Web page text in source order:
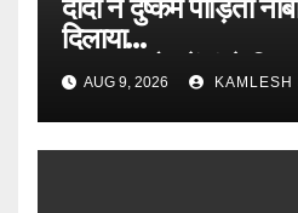
दादा ने दुष्कर्म पीड़िता
दिलाया
०० पुत्र मोह में फंसे बिना
घटना की रिपोर्ट लिखाई
०० हाईकोर्ट ने पीड़िता
विश्वसनिय माना,
AUG 9, 2026 KAMLESH